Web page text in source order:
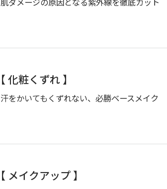
肌ダメージの原因となる紫外線を徹底カット
【 化粧くずれ 】
汗をかいてもくずれない、必勝ベースメイク
【 メイクアップ 】